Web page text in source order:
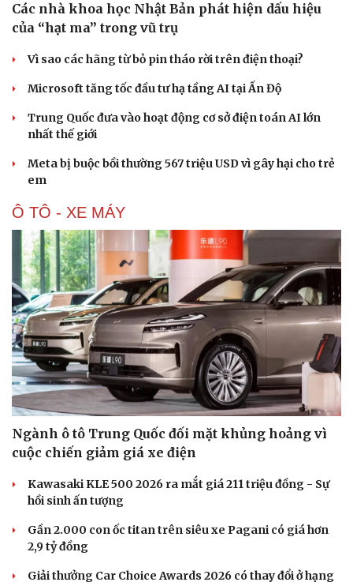
Văn hóa
Văn học
Âm nhạc
Thời trang
Sao Việt
Các nhà khoa học Nhật Bản phát hiện dấu hiệu
của “hạt ma” trong vũ trụ
Vì sao các hãng từ bỏ pin tháo rời trên điện thoại?
Microsoft tăng tốc đầu tư hạ tầng AI tại Ấn Độ
Trung Quốc đưa vào hoạt động cơ sở điện toán AI lớn
nhất thế giới
Meta bị buộc bồi thường 567 triệu USD vì gây hại cho trẻ
em
Ô TÔ - XE MÁY
Ngành ô tô Trung Quốc đối mặt khủng hoảng vì
cuộc chiến giảm giá xe điện
Kawasaki KLE 500 2026 ra mắt giá 211 triệu đồng - Sự
hồi sinh ấn tượng
Gần 2.000 con ốc titan trên siêu xe Pagani có giá hơn
2,9 tỷ đồng
Giải thưởng Car Choice Awards 2026 có thay đổi ở hạng